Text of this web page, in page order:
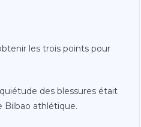
les trois points pour
des blessures était
Bilbao athlétique.